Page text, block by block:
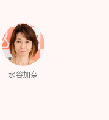
水谷加奈